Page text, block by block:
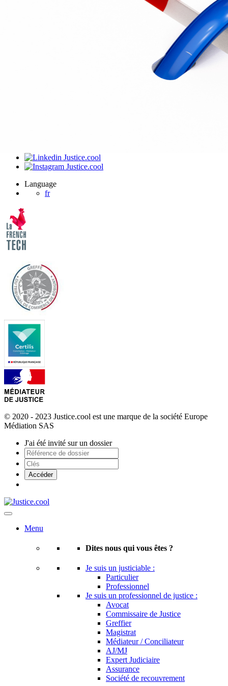
Language
fr
© 2020 - 2023 Justice.cool est une marque de la société Europe
Médiation SAS
J'ai été invité sur un dossier
Menu
Dites nous qui vous êtes ?
Je suis un justiciable :
Particulier
Professionnel
Je suis un professionnel de justice :
Avocat
Commissaire de Justice
Greffier
Magistrat
Médiateur / Conciliateur
AJ/MJ
Expert Judiciaire
Assurance
Société de recouvrement